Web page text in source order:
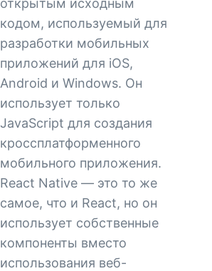
кодом, используемый для
разработки мобильных
приложений для iOS,
Android и Windows. Он
использует только
JavaScript для создания
кроссплатформенного
мобильного приложения.
React Native — это то же
самое, что и React, но он
использует собственные
компоненты вместо
использования веб-